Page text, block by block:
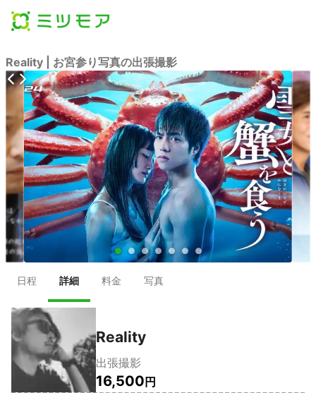
Reality | お宮参り写真の出張撮影
● ● ● ● ● ● ●
日程 詳細 料金 写真
Reality
出張撮影
16,500円